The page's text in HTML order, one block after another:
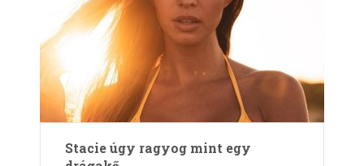
Stacie úgy ragyog mint egy